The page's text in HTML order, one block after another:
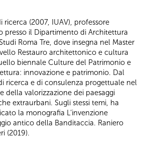
(2007, IUAV), professore
presso il Dipartimento di Architettura
Roma Tre, dove insegna nel Master
Restauro architettonico e cultura
biennale Culture del Patrimonio e
innovazione e patrimonio. Dal
ricerca e di consulenza progettuale nel
della valorizzazione dei paesaggi
extraurbani. Sugli stessi temi, ha
la monografia L’invenzione
antico della Banditaccia. Raniero
(2019).